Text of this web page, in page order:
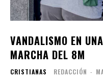
VANDALISMO EN
MARCHA DEL 8M
CRISTIANAS REDACCIÓN -